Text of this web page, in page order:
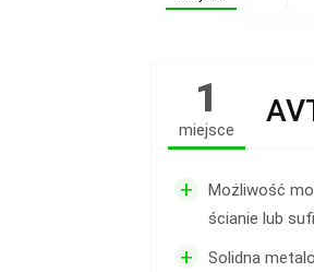
1
miejsce
+
Możliwość
ścianie lub
+ Solidna